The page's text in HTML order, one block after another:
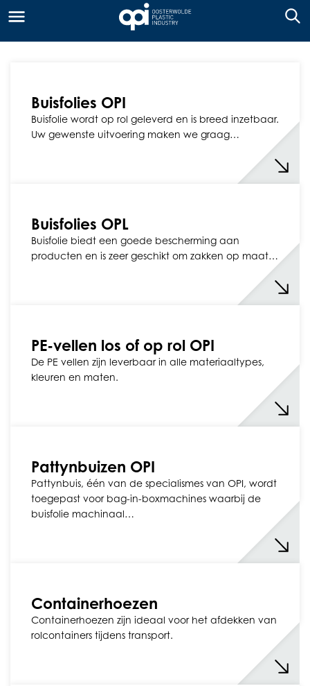
Buisfolies OPI
Buisfolie wordt op rol geleverd en is breed inzetbaar.
Uw gewenste uitvoering maken we graag…
Buisfolies OPL
Buisfolie biedt een goede bescherming aan
producten en is zeer geschikt om zakken op maat…
PE-vellen los of op rol OPI
De PE vellen zijn leverbaar in alle materiaaltypes,
kleuren en maten.
Pattynbuizen OPI
Pattynbuis, één van de specialismes van OPI, wordt
toegepast voor bag-in-boxmachines waarbij de
buisfolie machinaal…
Containerhoezen
Containerhoezen zijn ideaal voor het afdekken van
rolcontainers tijdens transport.